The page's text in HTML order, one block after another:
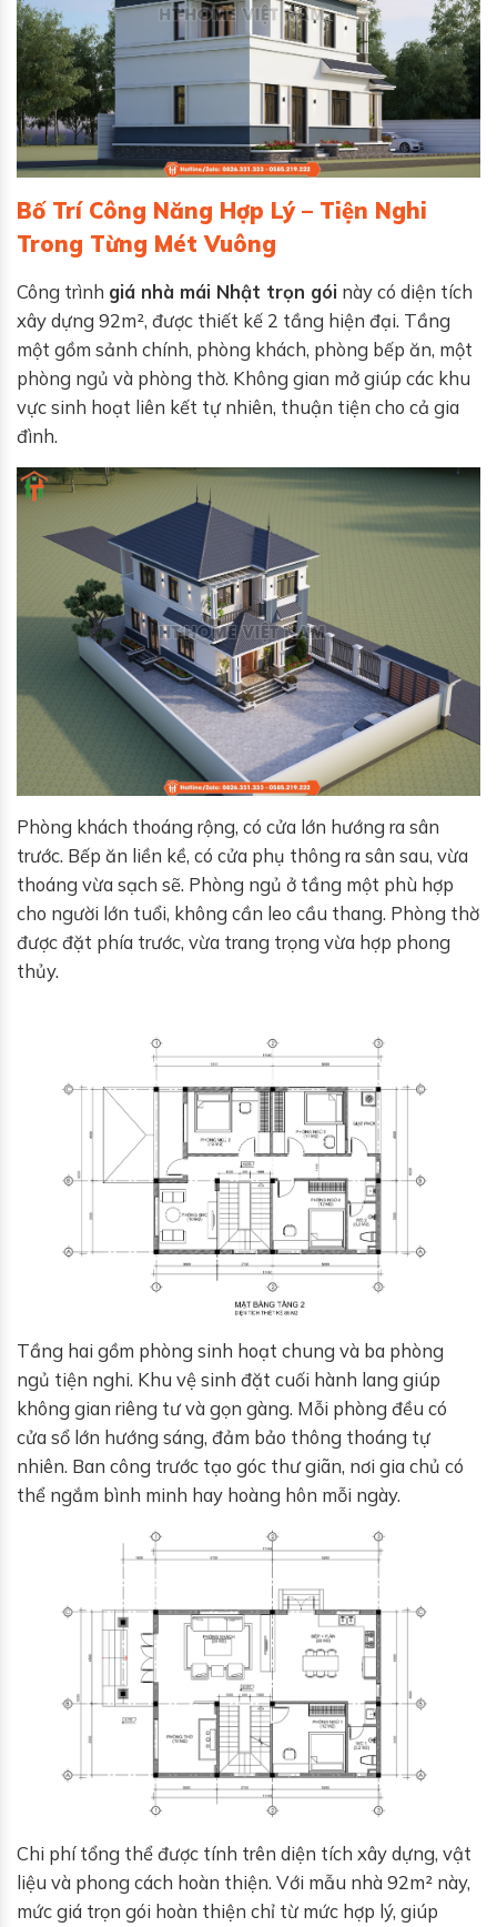
Bố Trí Công Năng Hợp Lý – Tiện Nghi
Trong Từng Mét Vuông
Công trình giá nhà mái Nhật trọn gói này có diện tích
xây dựng 92m², được thiết kế 2 tầng hiện đại. Tầng
một gồm sảnh chính, phòng khách, phòng bếp ăn, một
phòng ngủ và phòng thờ. Không gian mở giúp các khu
vực sinh hoạt liên kết tự nhiên, thuận tiện cho cả gia
đình.
Phòng khách thoáng rộng, có cửa lớn hướng ra sân
trước. Bếp ăn liền kề, có cửa phụ thông ra sân sau, vừa
thoáng vừa sạch sẽ. Phòng ngủ ở tầng một phù hợp
cho người lớn tuổi, không cần leo cầu thang. Phòng thờ
được đặt phía trước, vừa trang trọng vừa hợp phong
thủy.
Tầng hai gồm phòng sinh hoạt chung và ba phòng
ngủ tiện nghi. Khu vệ sinh đặt cuối hành lang giúp
không gian riêng tư và gọn gàng. Mỗi phòng đều có
cửa sổ lớn hướng sáng, đảm bảo thông thoáng tự
nhiên. Ban công trước tạo góc thư giãn, nơi gia chủ có
thể ngắm bình minh hay hoàng hôn mỗi ngày.
Chi phí tổng thể được tính trên diện tích xây dựng, vật
liệu và phong cách hoàn thiện. Với mẫu nhà 92m² này,
mức giá trọn gói hoàn thiện chỉ từ mức hợp lý, giúp